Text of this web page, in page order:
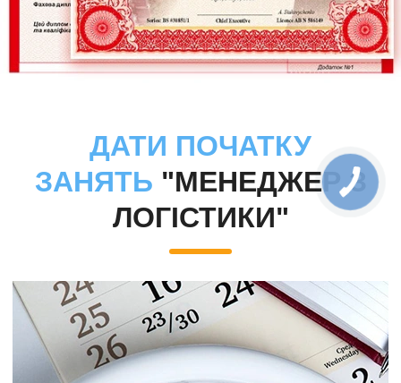
ДАТИ ПОЧАТКУ
ЗАНЯТЬ "МЕНЕДЖЕР З
ЛОГІСТИКИ"